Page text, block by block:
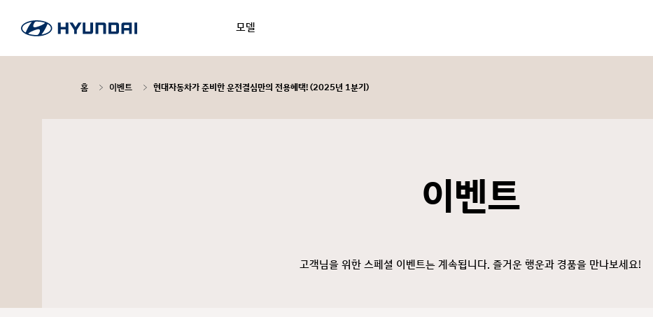
모델
홈 이벤트 현대자동차가 준비한 운전결심만의 전용혜택! (2025년 1분기)
이벤트
고객님을 위한 스페셜 이벤트는 계속됩니다. 즐거운 행운과 경품을 만나보세요!